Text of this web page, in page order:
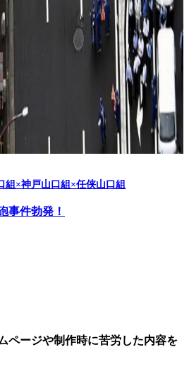
組×神戸山口組×任侠山口組
事件勃発！
ページや制作時に苦労した内容を